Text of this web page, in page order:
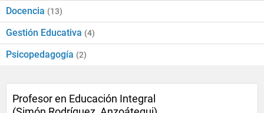
Docencia (13)
Gestión Educativa (4)
Psicopedagogía (2)
Profesor en Educación Integral